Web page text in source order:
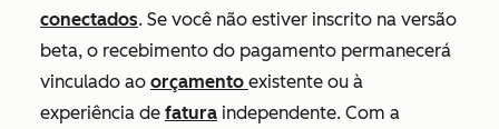
conectados. Se você não estiver inscrito na versão
beta, o recebimento do pagamento permanecerá
vinculado ao orçamento existente ou à
experiência de fatura independente. Com a